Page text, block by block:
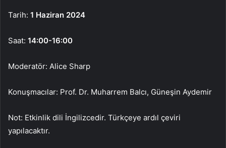
Tarih: 1 Haziran 2024
Saat: 14:00-16:00
Moderatör: Alice Sharp
Konuşmacılar: Prof. Dr. Muharrem Balcı, Güneşin Aydemir
Not: Etkinlik dili İngilizcedir. Türkçeye ardıl çeviri
yapılacaktır.